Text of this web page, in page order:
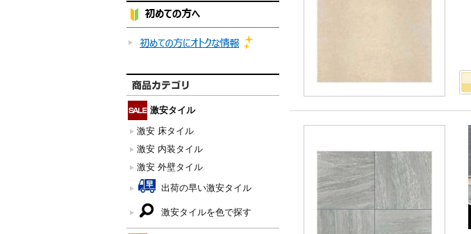
激安タイル
激安 床タイル
激安 内装タイル
激安 外壁タイル
出荷の早い激安タイル
激安タイルを色で探す